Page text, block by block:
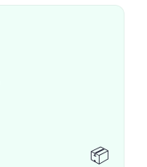
📦